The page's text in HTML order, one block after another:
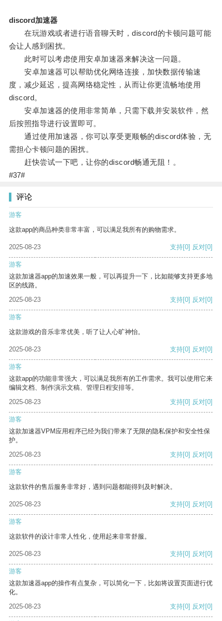
discord加速器
在玩游戏或者进行语音聊天时，discord的卡顿问题可能
会让人感到困扰。
此时可以考虑使用安卓加速器来解决这一问题。
安卓加速器可以帮助优化网络连接，加快数据传输速
度，减少延迟，提高网络稳定性，从而让你更流畅地使用
discord。
安卓加速器的使用非常简单，只需下载并安装软件，然
后按照指导进行设置即可。
通过使用加速器，你可以享受更顺畅的discord体验，无
需担心卡顿问题的困扰。
赶快尝试一下吧，让你的discord畅通无阻！。
#37#
评论
游客
这款app的商品种类非常丰富，可以满足我所有的购物需求。
2025-08-23 支持[0] 反对[0]
游客
这款加速器app的加速效果一般，可以再提升一下，比如能够支持更多地
区的线路。
2025-08-23
支持[0] 反对[0]
游客
这款游戏的音乐非常优美，听了让人心旷神怡。
2025-08-23 支持[0] 反对[0]
游客
这款app的功能非常强大，可以满足我所有的工作需求。我可以使用它来
编辑文档、制作演示文稿、管理日程安排等。
2025-08-23
支持[0] 反对[0]
游客
这款加速器VPM应用程序已经为我们带来了无限的隐私保护和安全性保
护。
2025-08-23
支持[0] 反对[0]
游客
这款软件的售后服务非常好，遇到问题都能得到及时解决。
2025-08-23 支持[0] 反对[0]
游客
这款软件的设计非常人性化，使用起来非常舒服。
2025-08-23 支持[0] 反对[0]
游客
这款加速器app的操作有点复杂，可以简化一下，比如将设置页面进行优
化。
2025-08-23
支持[0] 反对[0]